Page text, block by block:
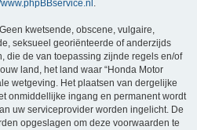
www.phpBBservice.nl .
kwetsende, obscene, vulgaire,
seksueel georiënteerde of anderzijds
die de van toepassing zijnde regels en/of
land, het land waar “Honda Motor
wetgeving. Het plaatsen van dergelijke
onmiddellijke ingang en permanent wordt
uw serviceprovider worden ingelicht. De
opgeslagen om deze voorwaarden te